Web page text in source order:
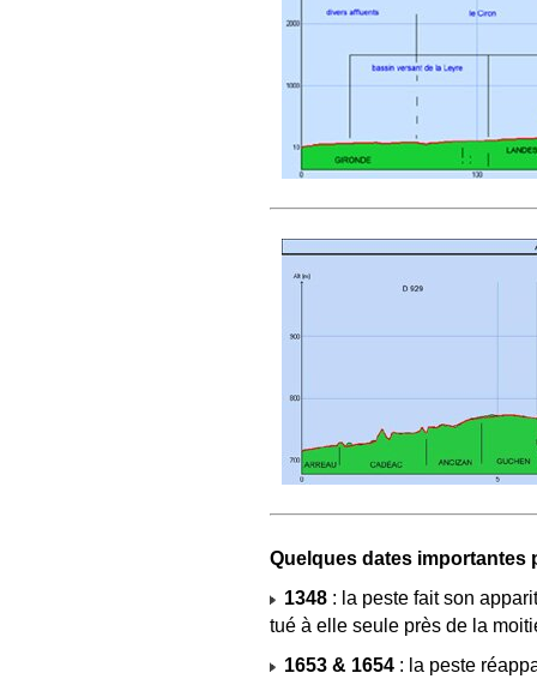
Quelques dates importantes
1348 : la peste fait son
tué à elle seule près de la
1653 & 1654 : la peste